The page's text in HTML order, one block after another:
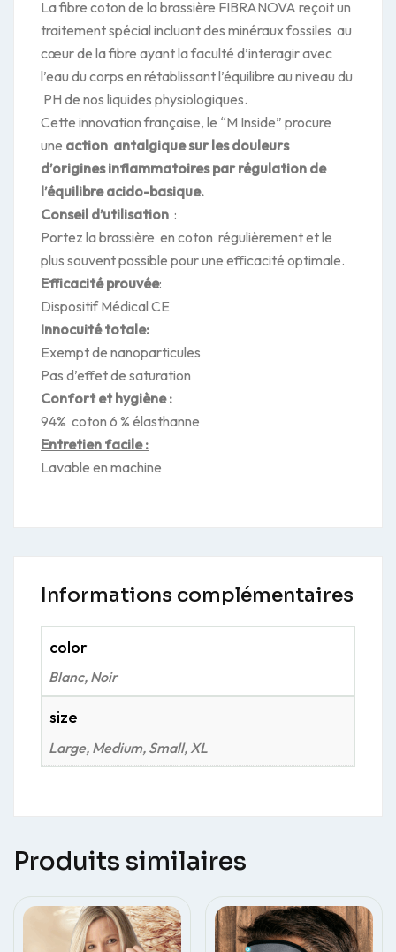
La fibre coton de la brassière FIBRANOVA reçoit un
traitement spécial incluant des minéraux fossiles au
cœur de la fibre ayant la faculté d’interagir avec
l’eau du corps en rétablissant l’équilibre au niveau du
PH de nos liquides physiologiques.
Cette innovation française, le “M Inside” procure
une action antalgique sur les douleurs
d’origines inflammatoires par régulation de
l’équilibre acido-basique.
Conseil d’utilisation :
Portez la brassière en coton régulièrement et le
plus souvent possible pour une efficacité optimale.
Efficacité prouvée:
Dispositif Médical CE
Innocuité totale:
Exempt de nanoparticules
Pas d’effet de saturation
Confort et hygiène :
94% coton 6 % élasthanne
Entretien facile :
Lavable en machine
Informations complémentaires
color
Blanc, Noir
size
Large, Medium, Small, XL
Produits similaires